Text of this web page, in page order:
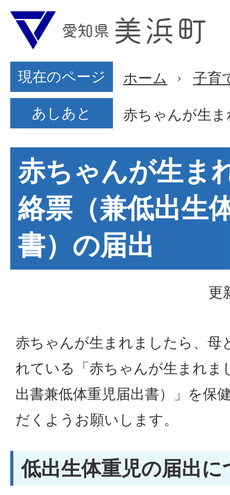
現在のページ ホーム 子育
あしあと 赤ちゃんが生
赤ちゃんが生ま
絡票（兼低出生
書）の届出
更
赤ちゃんが生まれましたら、母
れている「赤ちゃんが生まれま
出書兼低体重児届出書）」を保
だくようお願いします。
低出生体重児の届出に